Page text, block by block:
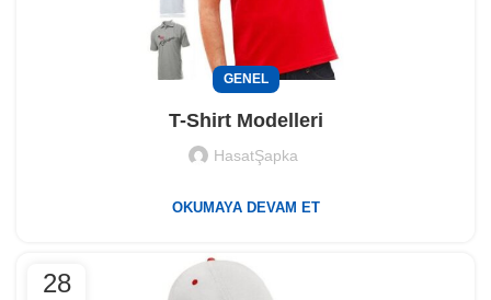
GENEL
T-Shirt Modelleri
HasatŞapka
OKUMAYA DEVAM ET
28